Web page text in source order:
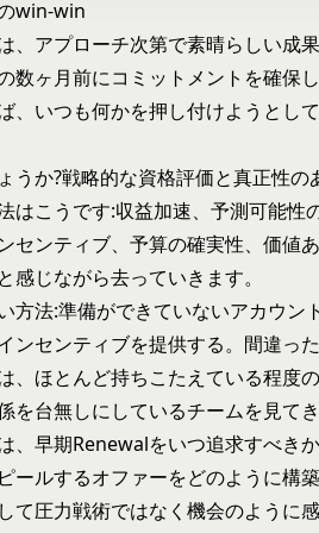
win-win
、アプローチ次第で素晴らしい成
数ヶ月前にコミットメントを確保
、いつも何かを押し付けようとし
うか?戦略的な資格評価と真正性の
はこうです:収益加速、予測可能性
センティブ、予算の確実性、価値
感じながら去っていきます。
方法:準備ができていないアカウン
ンセンティブを提供する。間違っ
、ほとんど持ちこたえている程度
を台無しにしているチームを見てき
、早期Renewalをいつ追求すべき
ールするオファーをどのように構
て圧力戦術ではなく機会のように